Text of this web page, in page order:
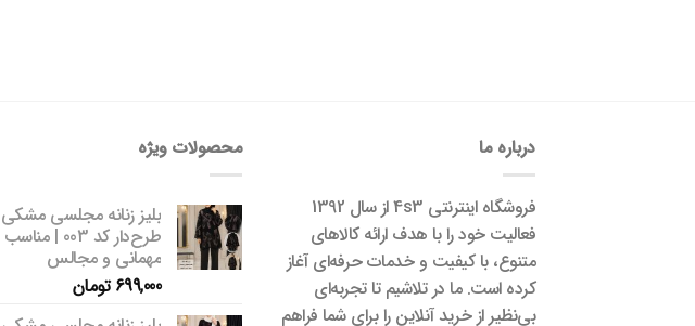
درباره ما
فروشگاه اینترنتی 4s3 از سال 1392
فعالیت خود را با هدف ارائه کالاهای
متنوع، با کیفیت و خدمات حرفه‌ای آغاز
کرده است. ما در تلاشیم تا تجربه‌ای
بی‌نظیر از خرید آنلاین را برای شما فراهم
محصولات ویژه
بلیز زنانه مجلسی مشکی
طرح‌دار کد 003 | مناسب
مهمانی و مجالس
699,000 تومان